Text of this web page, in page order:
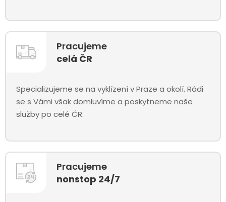
Pracujeme
celá ČR
Specializujeme se na vyklízení v Praze a okolí. Rádi
se s Vámi však domluvíme a poskytneme naše
služby po celé ČR.
Pracujeme
nonstop 24/7